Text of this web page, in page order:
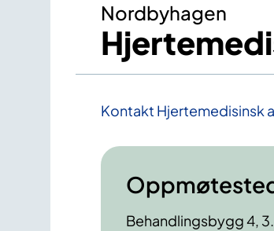
Nordbyhagen
Kontakt Hjertemedisinsk
Behandlingsbygg 4,